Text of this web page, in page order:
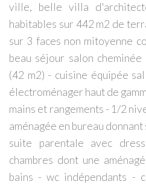
ville, belle villa
habitables sur 442 m2 de
sur 3 faces non mitoyenne
beau séjour salon
(42 m2) - cuisine équipée
électroménager haut de
mains et rangements - 1/2
aménagée en bureau
suite parentale avec
chambres dont une
bains - wc indépendants -